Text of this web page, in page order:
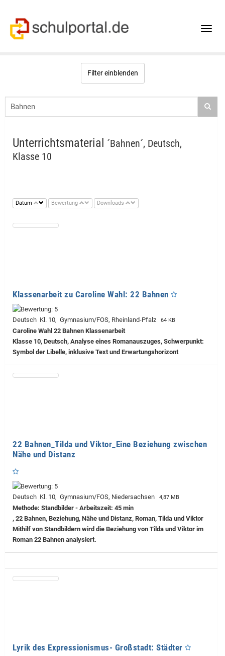
Toggle
Filter einblenden
Unterrichtsmaterial ´Bahnen´, Deutsch,
Klasse 10
Datum Bewertung Downloads
Klassenarbeit zu Caroline Wahl: 22 Bahnen
Deutsch Kl. 10, Gymnasium/FOS, Rheinland-Pfalz 64 KB
Caroline Wahl 22 Bahnen Klassenarbeit
Klasse 10, Deutsch, Analyse eines Romanauszuges, Schwerpunkt:
Symbol der Libelle, inklusive Text und Erwartungshorizont
22 Bahnen_Tilda und Viktor_Eine Beziehung zwischen
Nähe und Distanz
Deutsch Kl. 10, Gymnasium/FOS, Niedersachsen 4,87 MB
Methode: Standbilder - Arbeitszeit: 45 min
, 22 Bahnen, Beziehung, Nähe und Distanz, Roman, Tilda und Viktor
Mithilf von Standbildern wird die Beziehung von Tilda und Viktor im
Roman 22 Bahnen analysiert.
Lyrik des Expressionismus- Großstadt: Städter